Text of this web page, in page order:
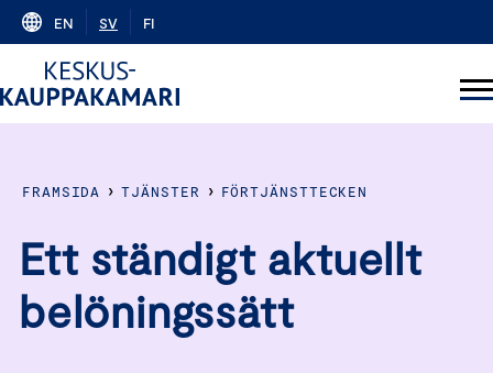
Skip
content
EN SV FI
FRAMSIDA › TJÄNSTER › FÖRTJÄNSTTECKEN
Ett ständigt aktuellt
belöningssätt